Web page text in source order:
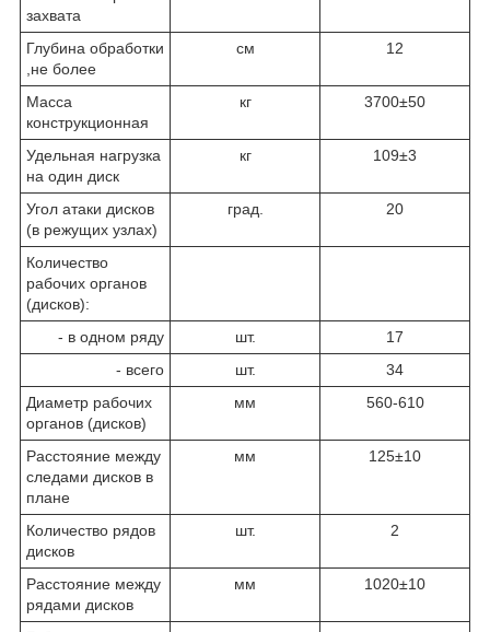
захвата
Глубина обработки
,не более
см 12
Масса
конструкционная
кг 3700±50
Удельная нагрузка
на один диск
кг 109±3
Угол атаки дисков
(в режущих узлах)
град. 20
Количество
рабочих органов
(дисков):
- в одном ряду
шт.
17
- всего
шт.
34
Диаметр рабочих
органов (дисков)
мм 560-610
Расстояние между
следами дисков в
плане
мм 125±10
Количество рядов
дисков
шт. 2
Расстояние между
рядами дисков
мм 1020±10